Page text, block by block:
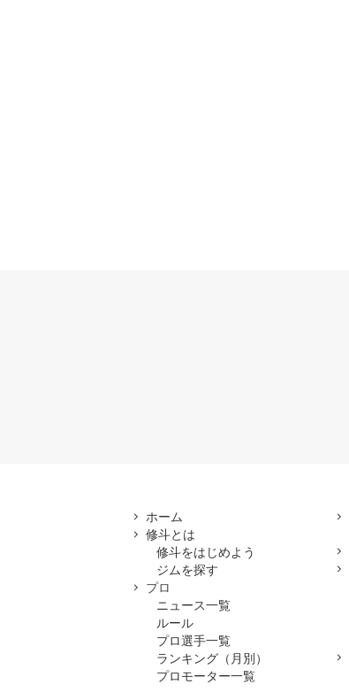
ホーム
修斗とは
修斗をはじめよう
ジムを探す
プロ
ニュース一覧
ルール
プロ選手一覧
ランキング（月別）
プロモーター一覧